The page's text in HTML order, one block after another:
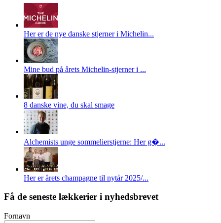
Her er de nye danske stjerner i Michelin...
Mine bud på årets Michelin-stjerner i ...
8 danske vine, du skal smage
Alchemists unge sommelierstjerne: Her g�...
Her er årets champagne til nytår 2025/...
Få de seneste lækkerier i nyhedsbrevet
Fornavn